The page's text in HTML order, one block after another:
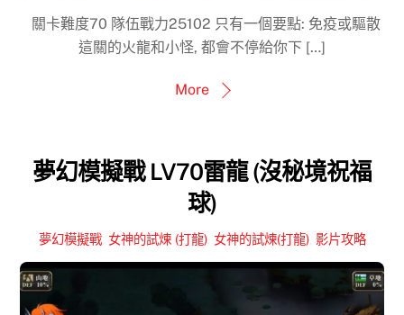
關卡難度70 隊伍戰力25102 只有一個要點: 免疫或驅散
這關的火龍和小怪, 都會不停給你下 […]
More
夢幻模擬戰 LV70雷龍 (沒秘境祝福
球)
夢幻模擬戰, 女神的試煉 (打龍), 女神的試煉(打龍), 影片攻略